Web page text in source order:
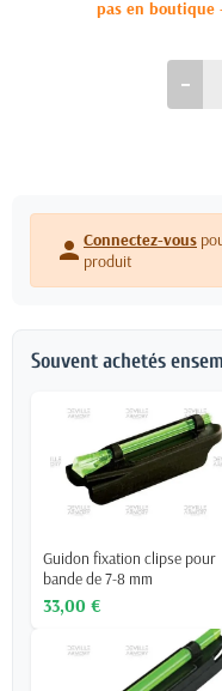
pas en boutique
person Connectez-vous
produit
Souvent achetés
Guidon fixation clipse pour
bande de 7-8 mm
33,00 €